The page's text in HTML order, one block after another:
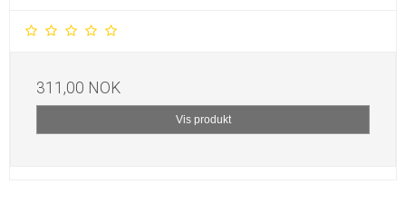
311,00 NOK
Vis produkt